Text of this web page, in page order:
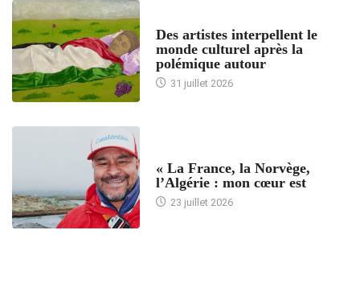
Des artistes interpellent le
monde culturel après la
polémique autour
31 juillet 2026
« La France, la Norvège,
l’Algérie : mon cœur est
23 juillet 2026